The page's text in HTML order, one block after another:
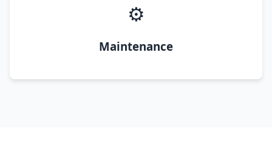
⚙️
Maintenance